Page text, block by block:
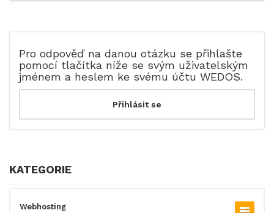
Pro odpověď na danou otázku se přihlašte
pomocí tlačítka níže se svým uživatelským
jménem a heslem ke svému účtu WEDOS.
KATEGORIE
Webhosting